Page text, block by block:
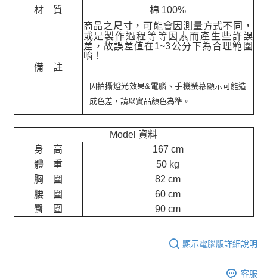
材 質
棉 100%
備 註
商品之尺寸，可能會因測量方式不同，
或是製作過程等等因素而產生些許誤
差，故誤差值在1~3公分下為合理範圍
唷！
因拍攝燈光效果&電腦、手機螢幕顯示可能造
成色差，請以實品顏色為準。
Model 資料
身 高
167 cm
體 重
50 kg
胸 圍
82 cm
腰 圍
60 cm
臀 圍
90 cm
顯示電腦版詳細說明
客服